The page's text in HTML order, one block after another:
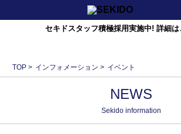
セキドスタッフ積極採用実施中! 詳細は
TOP > インフォメーション > イベント
NEWS
Sekido information